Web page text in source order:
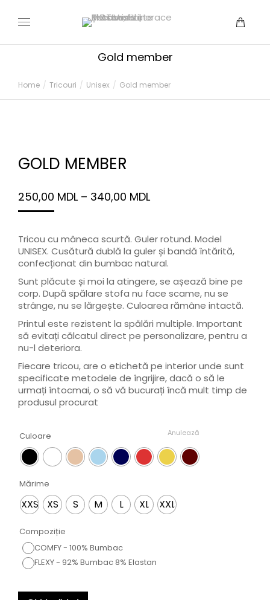
You are here:
Home Tricouri Unisex Gold member
Gold member
GOLD MEMBER
250,00 MDL – 340,00 MDL
Tricou cu mâneca scurtă. Guler rotund. Model
UNISEX. Cusătură dublă la guler și bandă întărită,
confecționat din bumbac natural.
Sunt plăcute și moi la atingere, se așează bine pe
corp. După spălare stofa nu face scame, nu se
strânge, nu se lărgește. Culoarea rămâne intactă.
Printul este rezistent la spălări multiple. Important
să evitați călcatul direct pe personalizare, pentru a
nu-l deteriora.
Fiecare tricou, are o etichetă pe interior unde sunt
specificate metodele de îngrijire, dacă o să le
urmați întocmai, o să vă bucurați încă mult timp de
produsul procurat
Culoare
Mărime
XXS XS S M L XL XXL
Compoziție
COMFY - 100% Bumbac
FLEXY - 92% Bumbac 8% Elastan
Anulează